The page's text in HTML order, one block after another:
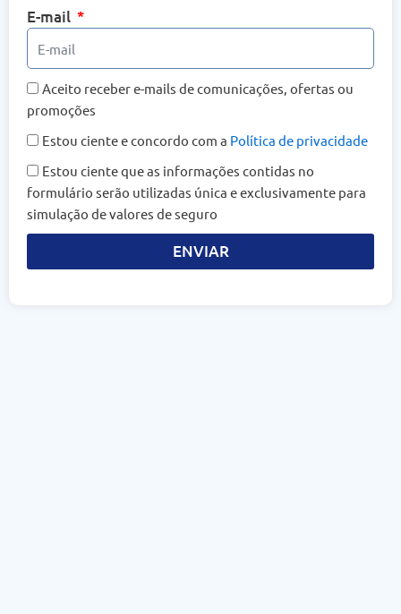
E-mail
Aceito receber e-mails de comunicações, ofertas ou
promoções
Estou ciente e concordo com a Política de privacidade
Estou ciente que as informações contidas no
formulário serão utilizadas única e exclusivamente para
simulação de valores de seguro
ENVIAR